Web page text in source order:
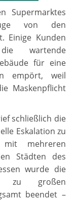
Supermarktes
von den
Einige Kunden
wartende
für eine
empört, weil
Maskenpflicht
schließlich die
Eskalation zu
mehreren
Städten des
wurde die
zu großen
beendet –